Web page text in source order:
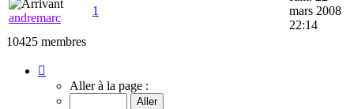
andremarc
1
mars 2008
22:14
10425 membres
sur
Aller à la page :